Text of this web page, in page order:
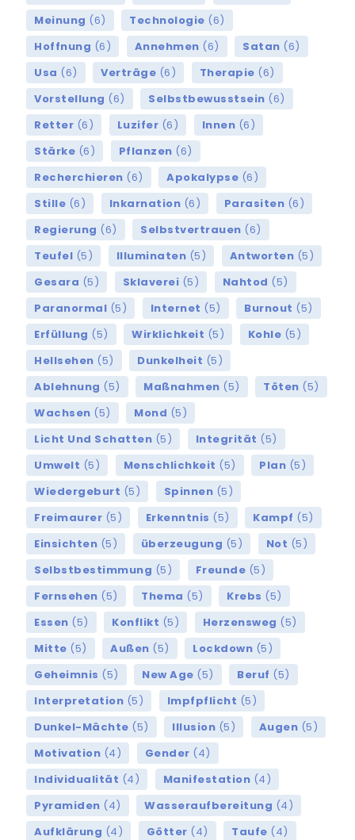
Meinung (6) Technologie (6)
Hoffnung (6) Annehmen (6) Satan (6)
Usa (6) Verträge (6) Therapie (6)
Vorstellung (6) Selbstbewusstsein (6)
Retter (6) Luzifer (6) Innen (6)
Stärke (6) Pflanzen (6)
Recherchieren (6) Apokalypse (6)
Stille (6) Inkarnation (6) Parasiten (6)
Regierung (6) Selbstvertrauen (6)
Teufel (5) Illuminaten (5) Antworten (5)
Gesara (5) Sklaverei (5) Nahtod (5)
Paranormal (5) Internet (5) Burnout (5)
Erfüllung (5) Wirklichkeit (5) Kohle (5)
Hellsehen (5) Dunkelheit (5)
Ablehnung (5) Maßnahmen (5) Töten (5)
Wachsen (5) Mond (5)
Licht Und Schatten (5) Integrität (5)
Umwelt (5) Menschlichkeit (5) Plan (5)
Wiedergeburt (5) Spinnen (5)
Freimaurer (5) Erkenntnis (5) Kampf (5)
Einsichten (5) überzeugung (5) Not (5)
Selbstbestimmung (5) Freunde (5)
Fernsehen (5) Thema (5) Krebs (5)
Essen (5) Konflikt (5) Herzensweg (5)
Mitte (5) Außen (5) Lockdown (5)
Geheimnis (5) New Age (5) Beruf (5)
Interpretation (5) Impfpflicht (5)
Dunkel-Mächte (5) Illusion (5) Augen (5)
Motivation (4) Gender (4)
Individualität (4) Manifestation (4)
Pyramiden (4) Wasseraufbereitung (4)
Aufklärung (4) Götter (4) Taufe (4)